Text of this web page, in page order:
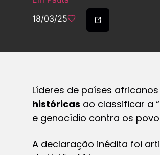
18/03/25
Líderes de países
históricas ao classificar a
e genocídio contra os
A declaração inédita foi